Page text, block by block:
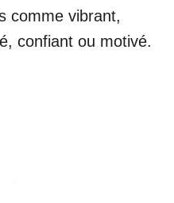
comme vibrant,
confiant ou motivé.